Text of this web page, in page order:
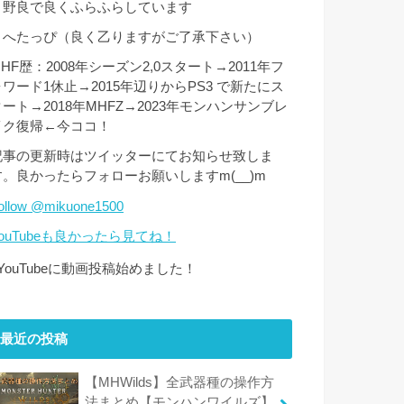
野良で良くふらふらしています
へたっぴ（良く乙りますがご了承下さい）
歴：2008年シーズン2,0スタート→2011年フ
ワード1休止→2015年辺りからPS3 で新たにス
ート→2018年MHFZ→2023年モンハンサンブレ
ク復帰←今ココ！
事の更新時はツイッターにてお知らせ致しま
。良かったらフォローお願いしますm(__)m
@mikuone1500
も良かったら見てね！
に動画投稿始めました！
最近の投稿
【MHWilds】全武器種の操作方